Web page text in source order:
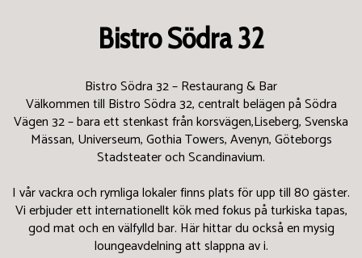
Bistro Södra 32
Bistro Södra 32 – Restaurang & Bar
Välkommen till Bistro Södra 32, centralt belägen på Södra
Vägen 32 – bara ett stenkast från korsvägen,Liseberg, Svenska
Mässan, Universeum, Gothia Towers, Avenyn, Göteborgs
Stadsteater och Scandinavium.
I vår vackra och rymliga lokaler finns plats för upp till 80 gäster.
Vi erbjuder ett internationellt kök med fokus på turkiska tapas,
god mat och en välfylld bar. Här hittar du också en mysig
loungeavdelning att slappna av i.